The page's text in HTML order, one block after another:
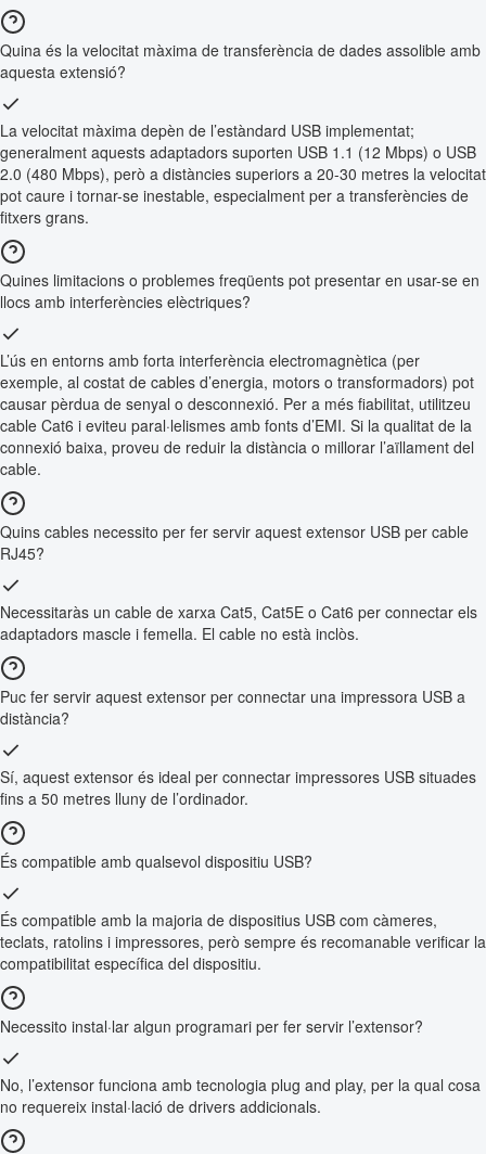
Quina és la velocitat màxima de transferència de dades assolible amb
aquesta extensió?
La velocitat màxima depèn de l’estàndard USB implementat;
generalment aquests adaptadors suporten USB 1.1 (12 Mbps) o USB
2.0 (480 Mbps), però a distàncies superiors a 20-30 metres la velocitat
pot caure i tornar-se inestable, especialment per a transferències de
fitxers grans.
Quines limitacions o problemes freqüents pot presentar en usar-se en
llocs amb interferències elèctriques?
L’ús en entorns amb forta interferència electromagnètica (per
exemple, al costat de cables d’energia, motors o transformadors) pot
causar pèrdua de senyal o desconnexió. Per a més fiabilitat, utilitzeu
cable Cat6 i eviteu paral·lelismes amb fonts d’EMI. Si la qualitat de la
connexió baixa, proveu de reduir la distància o millorar l’aïllament del
cable.
Quins cables necessito per fer servir aquest extensor USB per cable
RJ45?
Necessitaràs un cable de xarxa Cat5, Cat5E o Cat6 per connectar els
adaptadors mascle i femella. El cable no està inclòs.
Puc fer servir aquest extensor per connectar una impressora USB a
distància?
Sí, aquest extensor és ideal per connectar impressores USB situades
fins a 50 metres lluny de l’ordinador.
És compatible amb qualsevol dispositiu USB?
És compatible amb la majoria de dispositius USB com càmeres,
teclats, ratolins i impressores, però sempre és recomanable verificar la
compatibilitat específica del dispositiu.
Necessito instal·lar algun programari per fer servir l’extensor?
No, l’extensor funciona amb tecnologia plug and play, per la qual cosa
no requereix instal·lació de drivers addicionals.